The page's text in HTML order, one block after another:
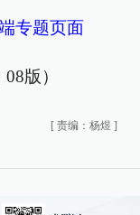
专题页面
版）
[ 责编：杨煜 ]